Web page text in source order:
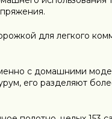
для легкого
с домашними
его разделяют